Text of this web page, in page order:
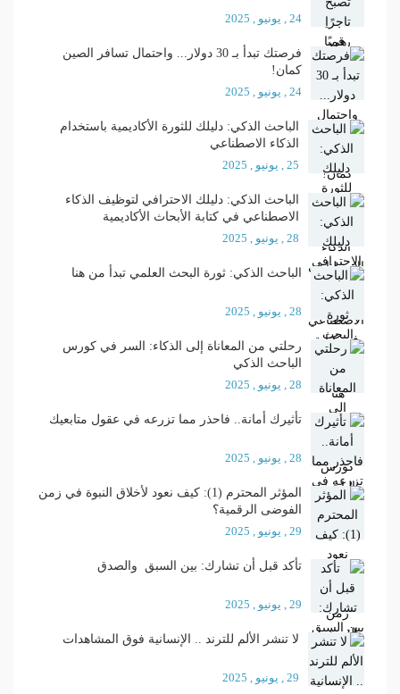
24 , يونيو , 2025
فرصتك تبدأ بـ 30 دولار... واحتمال تسافر الصين
كمان!
24 , يونيو , 2025
الباحث الذكي: دليلك للثورة الأكاديمية باستخدام
الذكاء الاصطناعي
25 , يونيو , 2025
الباحث الذكي: دليلك الاحترافي لتوظيف الذكاء
الاصطناعي في كتابة الأبحاث الأكاديمية
28 , يونيو , 2025
الباحث الذكي: ثورة البحث العلمي تبدأ من هنا
28 , يونيو , 2025
رحلتي من المعاناة إلى الذكاء: السر في كورس
الباحث الذكي
28 , يونيو , 2025
تأثيرك أمانة.. فاحذر مما تزرعه في عقول متابعيك
28 , يونيو , 2025
المؤثر المحترم (1): كيف نعود لأخلاق النبوة في زمن
الفوضى الرقمية؟
29 , يونيو , 2025
تأكد قبل أن تشارك: بين السبق والصدق
29 , يونيو , 2025
لا تنشر الألم للترند .. الإنسانية فوق المشاهدات
29 , يونيو , 2025